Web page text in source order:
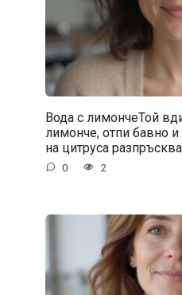
Вода с лимончеТой
лимонче, отпи бавно
на цитруса
0 2